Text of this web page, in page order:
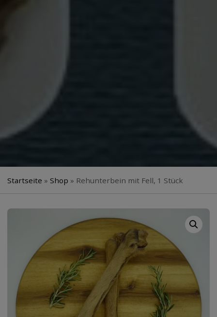
Startseite » Shop » Rehunterbein mit Fell, 1 Stück